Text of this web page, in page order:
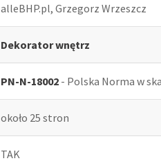
alleBHP.pl, Grzegorz Wrzeszcz
Dekorator wnętrz
PN-N-18002 - Polska Norma w
około 25 stron
TAK